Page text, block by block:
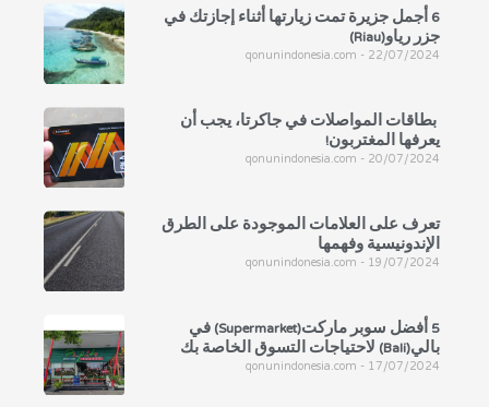
6 أجمل جزيرة تمت زيارتها أثناء إجازتك في
جزر رياو(Riau)
qonunindonesia.com 22/07/2024
بطاقات المواصلات في جاكرتا، يجب أن
يعرفها المغتربون!
qonunindonesia.com 20/07/2024
تعرف على العلامات الموجودة على الطرق
الإندونيسية وفهمها
qonunindonesia.com 19/07/2024
5 أفضل سوبر ماركت(Supermarket) في
بالي(Bali) لاحتياجات التسوق الخاصة بك
qonunindonesia.com 17/07/2024